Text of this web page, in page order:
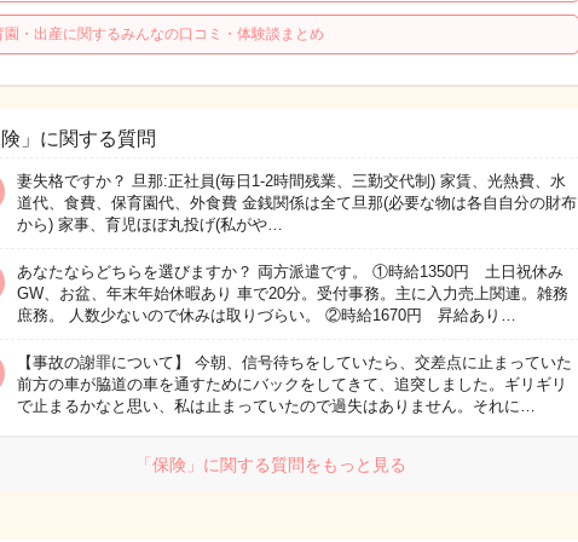
園・出産に関するみんなの口コミ・体験談まとめ
」に関する質問
妻失格ですか？ 旦那:正社員(毎日1-2時間残業、三勤交代制) 家賃、光熱費、水
道代、食費、保育園代、外食費 金銭関係は全て旦那(必要な物は各自自分の財布
から) 家事、育児ほぼ丸投げ(私がや…
あなたならどちらを選びますか？ 両方派遣です。 ①時給1350円 土日祝休み
GW、お盆、年末年始休暇あり 車で20分。受付事務。主に入力売上関連。雑務
庶務。 人数少ないので休みは取りづらい。 ②時給1670円 昇給あり…
【事故の謝罪について】 今朝、信号待ちをしていたら、交差点に止まっていた
前方の車が脇道の車を通すためにバックをしてきて、追突しました。ギリギリ
で止まるかなと思い、私は止まっていたので過失はありません。それに…
「保険」に関する質問をもっと見る